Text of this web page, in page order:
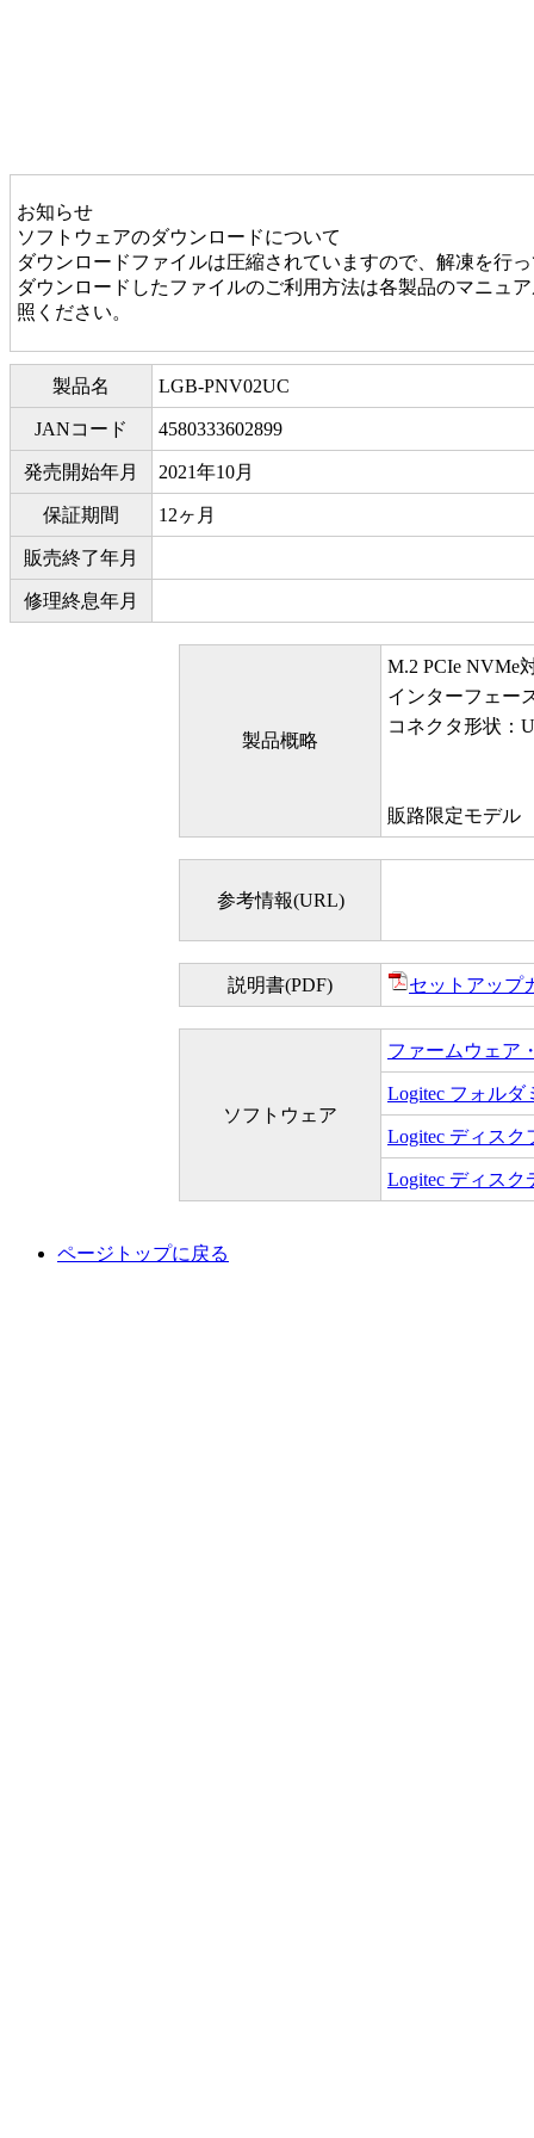
お知らせ
ソフトウェアのダウンロードについて
ダウンロードファイルは圧縮されていますので、解凍を行
ダウンロードしたファイルのご利用方法は各製品のマニュ
照ください。
製品名 LGB-PNV02UC
JANコード 4580333602899
発売開始年月 2021年10月
保証期間 12ヶ月
販売終了年月
修理終息年月
製品概略
M.2 PCIe NVMe
インターフェー
コネクタ形状：
販路限定モデル
参考情報(URL)
説明書(PDF) セットアップ
ソフトウェア
ファームウェア
Logitec フォル
Logitec ディスク
Logitec ディス
ページトップに戻る